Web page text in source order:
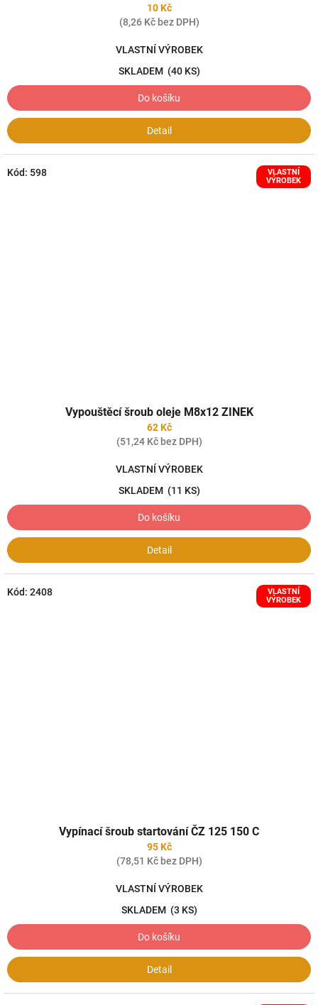
10 Kč
(8,26 Kč bez DPH)
VLASTNÍ VÝROBEK
SKLADEM (40 KS)
Do košíku
Detail
VLASTNÍ
VÝROBEK
Vypouštěcí šroub oleje M8x12 ZINEK
62 Kč
(51,24 Kč bez DPH)
VLASTNÍ VÝROBEK
SKLADEM (11 KS)
Do košíku
Detail
Kód: 598
VLASTNÍ
VÝROBEK
Vypínací šroub startování ČZ 125 150 C
95 Kč
(78,51 Kč bez DPH)
VLASTNÍ VÝROBEK
SKLADEM (3 KS)
Do košíku
Detail
Kód: 2408